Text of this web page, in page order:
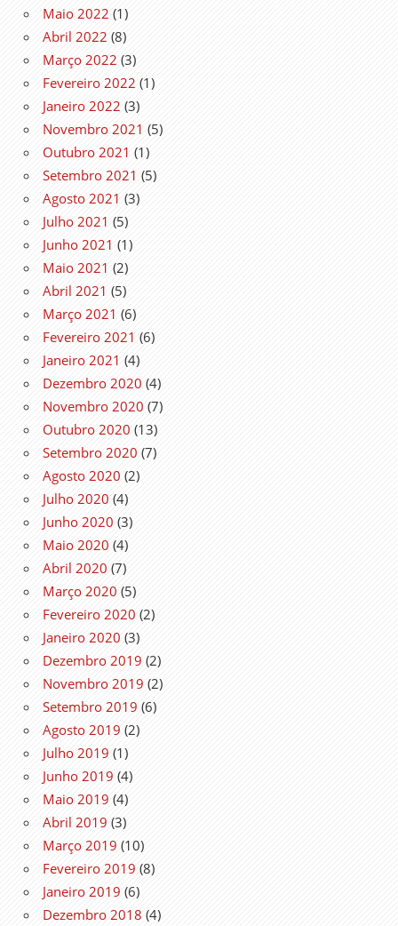
Maio 2022 (1)
Abril 2022 (8)
Março 2022 (3)
Fevereiro 2022 (1)
Janeiro 2022 (3)
Novembro 2021 (5)
Outubro 2021 (1)
Setembro 2021 (5)
Agosto 2021 (3)
Julho 2021 (5)
Junho 2021 (1)
Maio 2021 (2)
Abril 2021 (5)
Março 2021 (6)
Fevereiro 2021 (6)
Janeiro 2021 (4)
Dezembro 2020 (4)
Novembro 2020 (7)
Outubro 2020 (13)
Setembro 2020 (7)
Agosto 2020 (2)
Julho 2020 (4)
Junho 2020 (3)
Maio 2020 (4)
Abril 2020 (7)
Março 2020 (5)
Fevereiro 2020 (2)
Janeiro 2020 (3)
Dezembro 2019 (2)
Novembro 2019 (2)
Setembro 2019 (6)
Agosto 2019 (2)
Julho 2019 (1)
Junho 2019 (4)
Maio 2019 (4)
Abril 2019 (3)
Março 2019 (10)
Fevereiro 2019 (8)
Janeiro 2019 (6)
Dezembro 2018 (4)